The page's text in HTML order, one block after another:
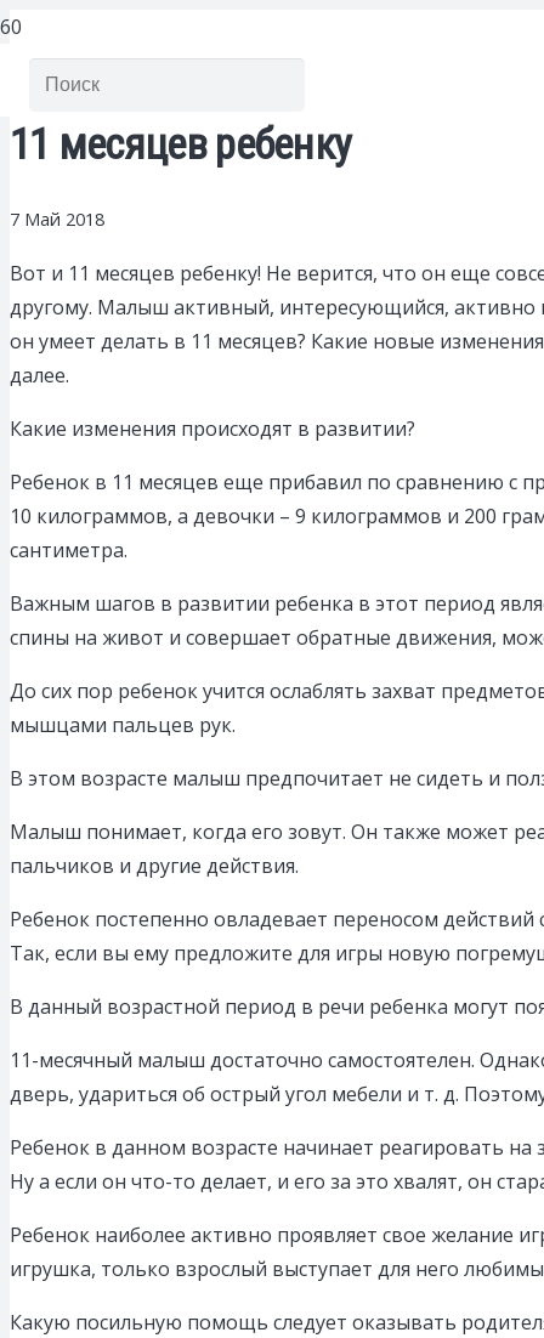
11 месяцев ребенку
7 Май 2018
Вот и 11 месяцев ребенку! Не верится, что он еще
другому. Малыш активный, интересующийся,
он умеет делать в 11 месяцев? Какие новые
далее.
Какие изменения происходят в развитии?
Ребенок в 11 месяцев еще прибавил по сравнению с
10 килограммов, а девочки – 9 килограммов и 200
сантиметра.
Важным шагов в развитии ребенка в этот период
спины на живот и совершает обратные движения,
До сих пор ребенок учится ослаблять захват
мышцами пальцев рук.
В этом возрасте малыш предпочитает не сидеть и
Малыш понимает, когда его зовут. Он также может
пальчиков и другие действия.
Ребенок постепенно овладевает переносом
Так, если вы ему предложите для игры новую
В данный возрастной период в речи ребенка могут
11-месячный малыш достаточно самостоятелен.
дверь, удариться об острый угол мебели и т. д.
Ребенок в данном возрасте начинает реагировать
Ну а если он что-то делает, и его за это хвалят, он
Ребенок наиболее активно проявляет свое желание
игрушка, только взрослый выступает для него
Какую посильную помощь следует оказывать